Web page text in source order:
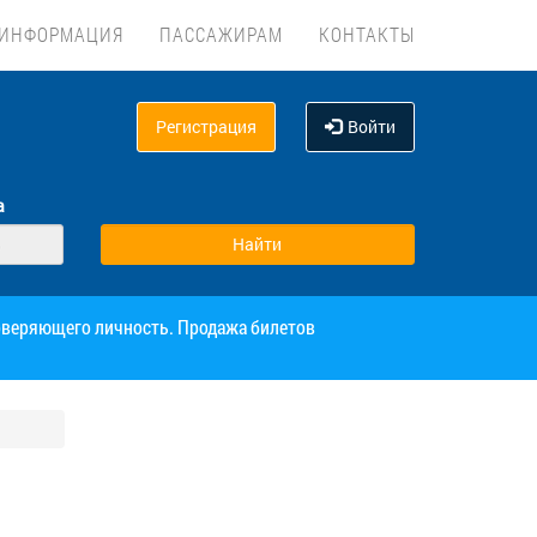
ИНФОРМАЦИЯ ПАССАЖИРАМ КОНТАКТЫ
Регистрация Войти
личность. Продажа билетов